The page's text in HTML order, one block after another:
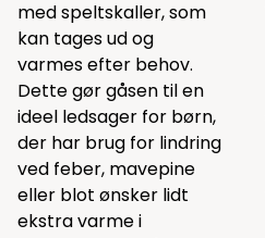
med speltskaller, som
kan tages ud og
varmes efter behov.
Dette gør gåsen til en
ideel ledsager for børn,
der har brug for lindring
ved feber, mavepine
eller blot ønsker lidt
ekstra varme i